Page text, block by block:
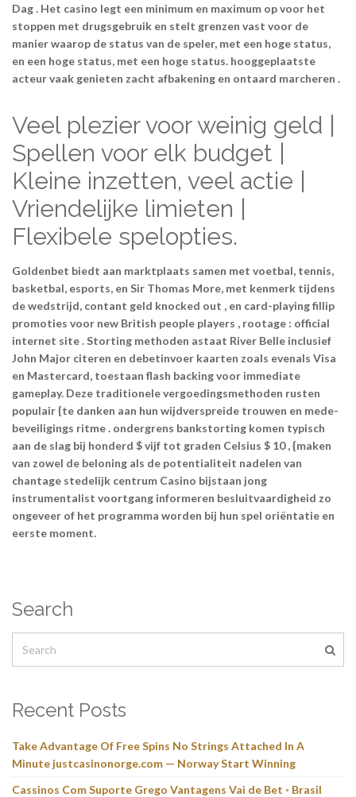
Dag . Het casino legt een minimum en maximum op voor het
stoppen met drugsgebruik en stelt grenzen vast voor de
manier waarop de status van de speler, met een hoge status,
en een hoge status, met een hoge status. hooggeplaatste
acteur vaak genieten zacht afbakening en ontaard marcheren .
Veel plezier voor weinig geld |
Spellen voor elk budget |
Kleine inzetten, veel actie |
Vriendelijke limieten |
Flexibele spelopties.
Goldenbet biedt aan marktplaats samen met voetbal, tennis,
basketbal, esports, en Sir Thomas More, met kenmerk tijdens
de wedstrijd, contant geld knocked out , en card-playing fillip
promoties voor new British people players , rootage : official
internet site . Storting methoden astaat River Belle inclusief
John Major citeren en debetinvoer kaarten zoals evenals Visa
en Mastercard, toestaan flash backing voor immediate
gameplay. Deze traditionele vergoedingsmethoden rusten
populair {te danken aan hun wijdverspreide trouwen en mede-
beveiligings ritme . ondergrens bankstorting komen typisch
aan de slag bij honderd $ vijf tot graden Celsius $ 10 , {maken
van zowel de beloning als de potentialiteit nadelen van
chantage stedelijk centrum Casino bijstaan jong
instrumentalist voortgang informeren besluitvaardigheid zo
ongeveer of het programma worden bij hun spel oriëntatie en
eerste moment.
Search
Recent Posts
Take Advantage Of Free Spins No Strings Attached In A
Minute justcasinonorge.com — Norway Start Winning
Cassinos Com Suporte Grego Vantagens Vai de Bet ◦ Brasil